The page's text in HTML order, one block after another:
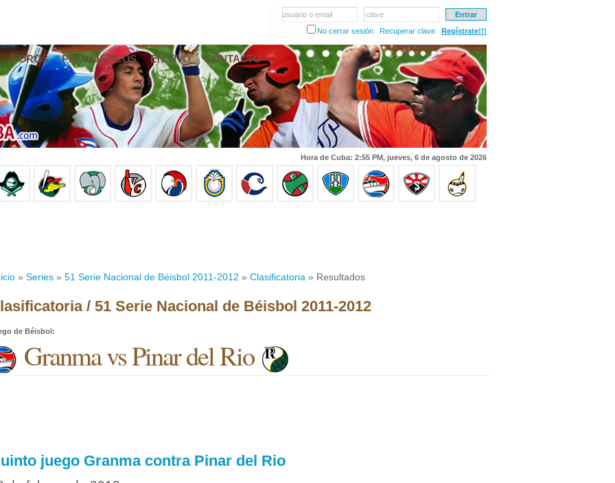
usuario o email
clave
No cerrar sesión
Recuperar clave Regístrate!!!
FOROS PRONÓSTICOS EN VIVO CONTACTO
Hora de Cuba: 2:55 PM, jueves, 6 de agosto de 2026
» Series » 51 Serie Nacional de Béisbol 2011-2012 » Clasificatoria » Resultados
/ 51 Serie Nacional de Béisbol 2011-2012
de Béisbol:
Granma vs Pinar del Rio
juego Granma contra Pinar del Rio